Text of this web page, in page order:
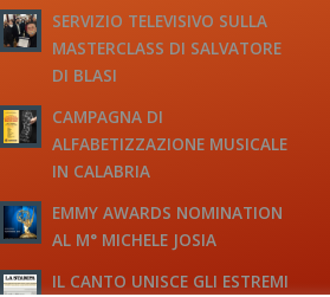
SERVIZIO TELEVISIVO SULLA
MASTERCLASS DI SALVATORE
DI BLASI
CAMPAGNA DI
ALFABETIZZAZIONE MUSICALE
IN CALABRIA
EMMY AWARDS NOMINATION
AL M° MICHELE JOSIA
IL CANTO UNISCE GLI ESTREMI